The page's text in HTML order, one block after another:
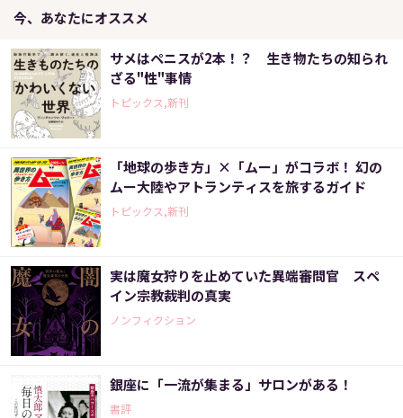
今、あなたにオススメ
サメはペニスが2本！？ 生き物たちの知られ
ざる"性"事情
トピックス,新刊
「地球の歩き方」×「ムー」がコラボ！ 幻の
ムー大陸やアトランティスを旅するガイド
トピックス,新刊
実は魔女狩りを止めていた異端審問官 スペ
イン宗教裁判の真実
ノンフィクション
銀座に「一流が集まる」サロンがある！
書評